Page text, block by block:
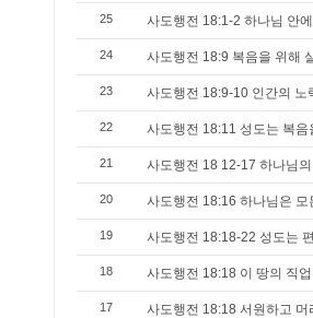
25 사도행전 18:1-2 하나님 안
24 사도행전 18:9 복음을 위해
23 사도행전 18:9-10 인간의 노
22 사도행전 18:11 성도는 복
21 사도행전 18 12-17 하나님
20 사도행전 18:16 하나님은
19 사도행전 18:18-22 성도는
18 사도행전 18:18 이 땅의 직
17 사도행전 18:18 서원하고 머